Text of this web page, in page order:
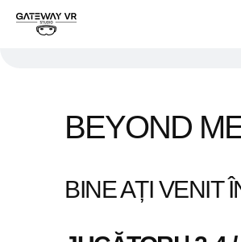
BEYOND
BINE AȚI VENIT